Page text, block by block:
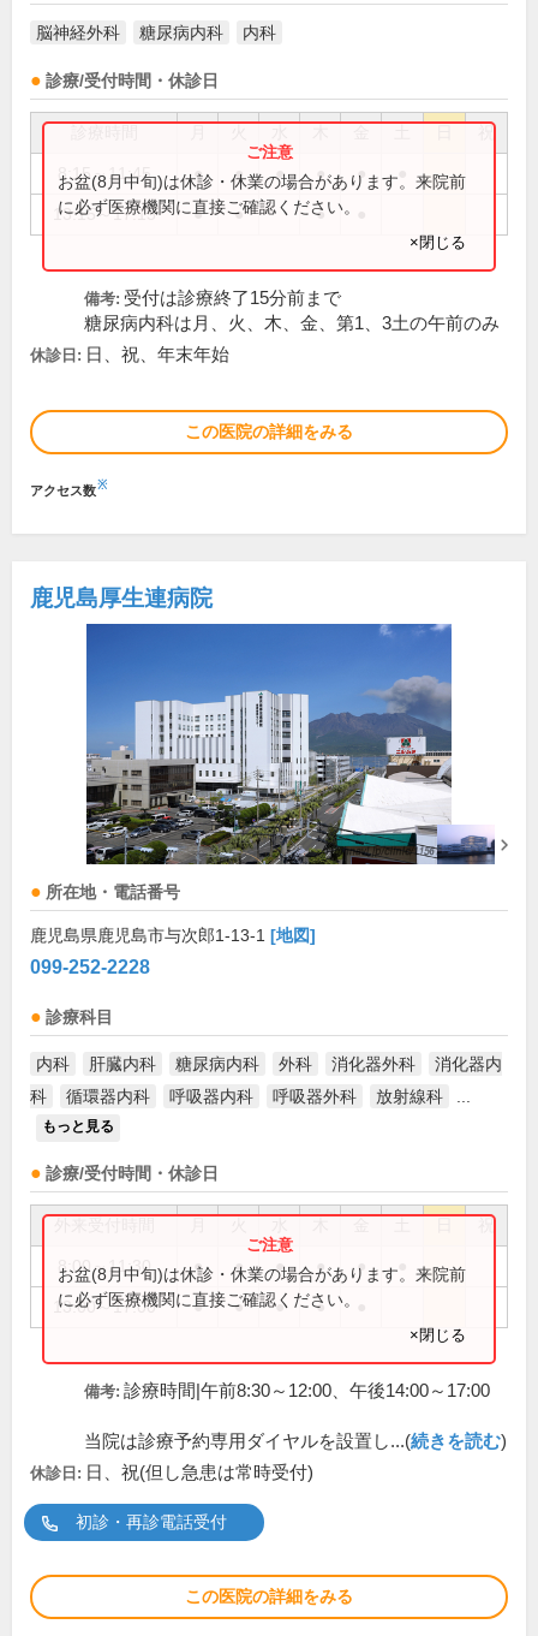
脳神経外科 糖尿病内科 内科
診療/受付時間・休診日
祝
8:15～11:45 ● ● ● ● ●
13:15～17:15 ● ● ●
お盆(8月中旬)は休診・休業の場合があります。来院前
に必ず医療機関に直接ご確認ください。
×閉じる
備考: 受付は診療終了15分前まで
糖尿病内科は月、火、木、金、第1、3土の午前のみ
休診日: 日、祝、年末年始
この医院の詳細をみる
アクセス数※
鹿児島厚生連病院
所在地・電話番号
鹿児島県鹿児島市与次郎1-13-1 [地図]
099-252-2228
診療科目
内科 肝臓内科 糖尿病内科 外科 消化器外科
消化器内
科
循環器内科 呼吸器内科 呼吸器外科 放射線科
もっと見る
診療/受付時間・休診日
祝
8:00～11:30 ● ● ● ● ●
13:00～17:00 ● ● ● ●
お盆(8月中旬)は休診・休業の場合があります。来院前
に必ず医療機関に直接ご確認ください。
×閉じる
備考: 診療時間|午前8:30～12:00、午後14:00～17:00
当院は診療予約専用ダイヤルを設置し...(続きを読む)
休診日: 日、祝(但し急患は常時受付)
初診・再診電話受付
この医院の詳細をみる